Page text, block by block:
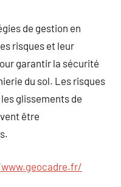
de gestion en
risques et leur
garantir la sécurité
du sol. Les risques
glissements de
être